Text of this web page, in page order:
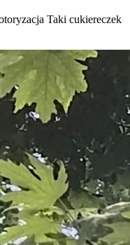
Taki cukiereczek